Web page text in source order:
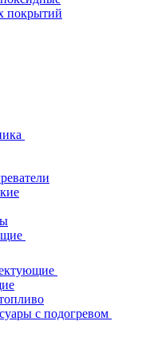
покрытий
с подогревом